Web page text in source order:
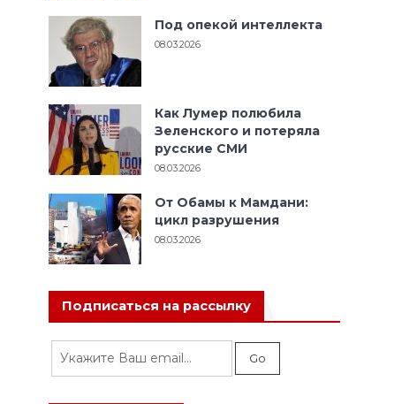
Под опекой интеллекта
08.03.2026
Как Лумер полюбила
Зеленского и потеряла
русские СМИ
08.03.2026
От Обамы к Мамдани:
цикл разрушения
08.03.2026
Подписаться на рассылку